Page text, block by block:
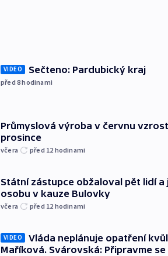
VIDEO Sečteno: Pardubický kraj
před 8hodinami
Průmyslová výroba v červnu
prosince
včera před 12 hodinami
Státní zástupce obžaloval pět lidí a
osobu v kauze Bulovky
včera před 12 hodinami
VIDEO
Vláda neplánuje opatření
Maříková. Svárovská: Připravme